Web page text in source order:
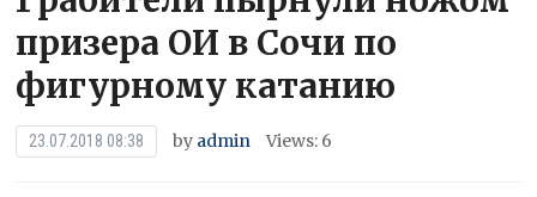
призера ОИ в Сочи по
фигурному катанию
23.07.2018 08:38 by admin Views: 6